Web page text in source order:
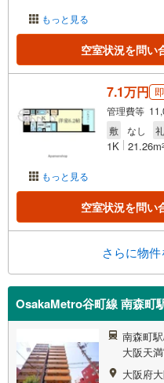
もっと見る
空室状況を問い
もっと見る
7.1万円
管理費等
敷
なし 礼
1K 21.26m2
空室状況を問い
さらに物件
OsakaMetro谷町線 南森町
南森町
大阪天
大阪府